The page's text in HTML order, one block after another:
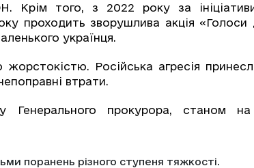
Крім того, з 2022 року за
проходить зворушлива акція «Голоси
українця.
Російська агресія
втрати.
Генерального прокурора, станом
поранень різного ступеня тяжкості.